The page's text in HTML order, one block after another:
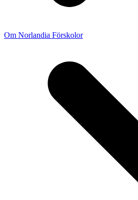
Om Norlandia Förskolor